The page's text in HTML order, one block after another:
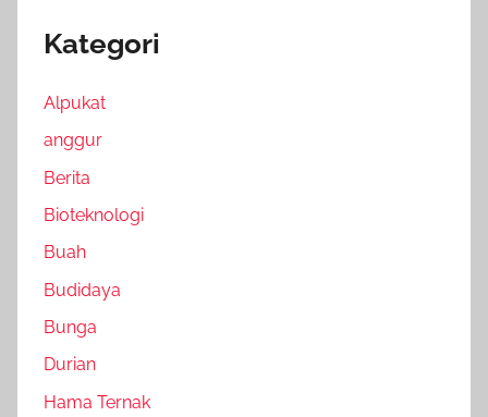
Kategori
Alpukat
anggur
Berita
Bioteknologi
Buah
Budidaya
Bunga
Durian
Hama Ternak